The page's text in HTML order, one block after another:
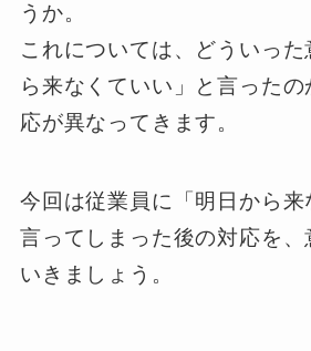
うか。
これについては、どういっ
ら来なくていい」と言った
応が異なってきます。
今回は従業員に「明日から来
言ってしまった後の対応を、
いきましょう。